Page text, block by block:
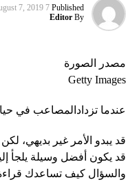
Published
7 years ago
7, 2019
By
Editor
مصدر الصورة
Getty Images
عندما تزدادالمصاعب في
قد يبدو الأمر غير بديهي،
قد يكون أفضل وسيلة يلجأ
والسؤال كيف تساعدك